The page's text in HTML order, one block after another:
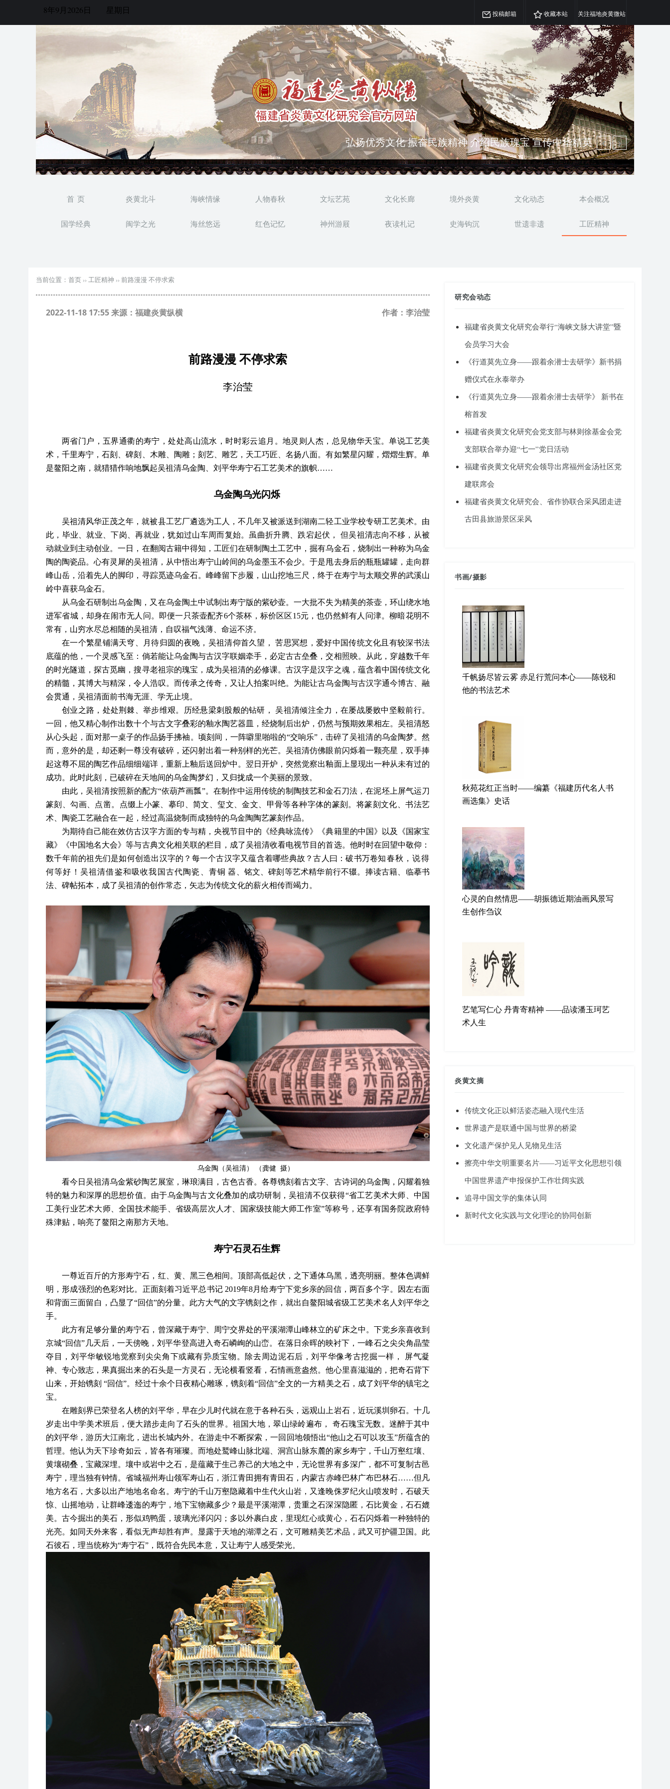
8年9月2026日 星期日 投稿邮箱 收藏本站 关注福地炎黄微站
弘扬优秀文化 振奋民族精神 介绍民族瑰宝 宣传中华精英
突出海西特色 报道台港澳侨 坚持古为今用 力求雅俗共赏
首 页 炎黄北斗 海峡情缘 人物春秋 文坛艺苑 文化长廊 境外炎黄 文化动态 本会概况
国学经典 闽学之光 海丝悠远 红色记忆 神州游屐 夜读札记 史海钩沉 世遗非遗 工匠精神
当前位置： 首页 ›› 工匠精神 ›› 前路漫漫 不停求索
2022-11-18 17:55 来源：福建炎黄纵横 作者：李治莹
前路漫漫 不停求索
李治莹
两省门户，五界通衢的寿宁，处处高山流水，时时彩云追月。地灵则人杰，总见物华天宝。单说工艺美
术，千里寿宁，石刻、碑刻、木雕、陶雕；刻艺、雕艺，天工巧匠、名扬八面。有如繁星闪耀，熠熠生辉。单
是鳌阳之南，就猎猎作响地飘起吴祖清乌金陶、刘平华寿宁石工艺美术的旗帜……
乌金陶乌光闪烁
吴祖清风华正茂之年，就被县工艺厂遴选为工人，不几年又被派送到湖南二轻工业学校专研工艺美术。由
此，毕业、就业、下岗、再就业，犹如过山车周而复始。虽曲折升腾、跌宕起伏，
但吴祖清志向不移，从被
动就业到主动创业。一日，在翻阅古籍中得知，工匠们在研制陶土工艺中，掘有乌金石，烧制出一种称为乌金
陶的陶瓷品。心有灵犀的吴祖清，从中悟出寿宁山岭间的乌金墨玉不会少。于是甩去身后的瓶瓶罐罐，走向群
峰山岳，沿着先人的脚印，寻踪觅迹乌金石。峰峰留下步履，山山挖地三尺，终于在寿宁与太顺交界的武溪山
岭中喜获乌金石。
从乌金石研制出乌金陶，又在乌金陶土中试制出寿宁版的紫砂壶。一大批不失为精美的茶壶，环山绕水地
进军省城，却身在闹市无人问。即便一只茶壶配齐6个茶杯，标价区区15元，也仍然鲜有人问津。柳暗花明不
常有，山穷水尽总相随的吴祖清，自叹福气浅薄、命运不济。
在一个繁星铺满天穹、月待归圆的夜晚，吴祖清仰首久望，
苦思冥想，爱好中国传统文化且有较深书法
底蕴的他，一个灵感飞至：倘若能让乌金陶与古汉字联姻牵手，必定古古垒叠，交相照映。从此，穿越数千年
的时光隧道，探古觅幽，搜寻老祖宗的瑰宝，成为吴祖清的必修课。古汉字是汉字之魂，蕴含着中国传统文化
的精髓，其博大与精深，令人浩叹。而传承之传奇，又让人拍案叫绝。为能让古乌金陶与古汉字通今博古、融
会贯通，吴祖清面前书海无涯、学无止境。
创业之路，处处荆棘、举步维艰。历经悬梁刺股般的钻研，
吴祖清倾注全力，在屡战屡败中坚毅前行。
一回，他又精心制作出数十个与古文字叠彩的釉水陶艺器皿，经烧制后出炉，仍然与预期效果相左。吴祖清怒
从心头起，面对那一桌子的作品扬手拂袖。顷刻间，一阵噼里啪啦的“交响乐”，击碎了吴祖清的乌金陶梦。然
而，意外的是，却还剩一尊没有破碎，还闪射出着一种别样的光芒。吴祖清仿佛眼前闪烁着一颗亮星，双手捧
起这尊不屈的陶艺作品细细端详，重新上釉后送回炉中。翌日开炉，突然觉察出釉面上显现出一种从未有过的
成功。此时此刻，已破碎在天地间的乌金陶梦幻，又归拢成一个美丽的景致。
由此，吴祖清按照新的配方“依葫芦画瓢”。在制作中运用传统的制陶技艺和金石刀法，在泥坯上屏气运刀
篆刻、勾画、点凿。点缀上小篆、摹印、简文、玺文、金文、甲骨等各种字体的篆刻。将篆刻文化、书法艺
术、陶瓷工艺融合在一起，经过高温烧制而成独特的乌金陶陶艺篆刻作品。
为期待自己能在效仿古汉字方面的专与精，央视节目中的《经典咏流传》《典籍里的中国》以及《国家宝
藏》《中国地名大会》等与古典文化相关联的栏目，成了吴祖清收看电视节目的首选。他时时在回望中敬仰：
数千年前的祖先们是如何创造出汉字的？每一个古汉字又蕴含着哪些典故？古人曰：破书万卷知春秋，说得
何等好！吴祖清借鉴和吸收我国古代陶瓷、青铜 器、铭文、碑刻等艺术精华前行不辍。捧读古籍、临摹书
法、碑帖拓本，成了吴祖清的创作常态，矢志为传统文化的薪火相传而竭力。
乌金陶（吴祖清） （龚健 摄）
看今日吴祖清乌金紫砂陶艺展室，琳琅满目，古色古香。各尊镌刻着古文字、古诗词的乌金陶，闪耀着独
特的魅力和深厚的思想价值。由于乌金陶与古文化叠加的成功研制，吴祖清不仅获得“省工艺美术大师、中国
工美行业艺术大师、全国技术能手、省级高层次人才、国家级技能大师工作室”等称号，还享有国务院政府特
殊津贴，响亮了鳌阳之南那方天地。
寿宁石灵石生辉
一尊近百斤的方形寿宁石，红、黄、黑三色相间。顶部高低起伏，之下通体乌黑，透亮明丽。整体色调鲜
明，形成强烈的色彩对比。正面刻着习近平总书记 2019年8月给寿宁下党乡亲的回信，两百多个字。因左右面
和背面三面留白，凸显了“回信”的分量。此方大气的文字镌刻之作，就出自鳌阳城省级工艺美术名人刘平华之
手。
此方有足够分量的寿宁石，曾深藏于寿宁、周宁交界处的平溪湖潭山峰林立的矿床之中。下党乡亲喜收到
京城“回信”几天后，一天傍晚，刘平华登高进入奇石嶙峋的山峦。在落日余晖的映衬下，一峰石之尖尖角晶莹
夺目，刘平华敏锐地觉察到尖尖角下或藏有异质宝物。除去周边泥石后，刘平华像考古挖掘一样，
屏气凝
神、专心致志，果真掘出来的石头是一方灵石，无论横看竖看，石情画意盎然。他心里喜滋滋的，把奇石背下
山来，开始镌刻 “回信”。经过十余个日夜精心雕琢，镌刻着“回信”全文的一方精美之石，成了刘平华的镇宅之
宝。
在雕刻界已荣登名人榜的刘平华，早在少儿时代就在意于各种石头，远观山上岩石，近玩溪圳卵石。十几
岁走出中学美术班后，便大踏步走向了石头的世界。祖国大地，翠山绿岭遍布，
奇石瑰宝无数。迷醉于其中
的刘平华，游历大江南北，进出长城内外。在游走中不断探索，一回回地领悟出“他山之石可以攻玉”所蕴含的
哲理。他认为天下珍奇如云，皆各有璀璨。而地处鹫峰山脉北端、洞宫山脉东麓的家乡寿宁，千山万壑红壤、
黄壤砌叠，宝藏深埋。壤中或岩中之石，是蕴藏于生己养己的大地之中，无论世界有多深广，都不可复制古邑
寿宁，理当独有钟情。省城福州寿山领军寿山石，浙江青田拥有青田石，内蒙古赤峰巴林广布巴林石……但凡
地方名石，大多以出产地地名命名。寿宁的千山万壑隐藏着中生代火山岩，又逢晚侏罗纪火山喷发时，石破天
惊、山摇地动，让群峰逶迤的寿宁，地下宝物藏多少？最是平溪湖潭，贵重之石深深隐匿，石比黄金，石石媲
美。古今掘出的美石，形似鸡鸭蛋，玻璃光泽闪闪；多以外裹白皮，里现红心或黄心，石石闪烁着一种独特的
光亮。如同天外来客，看似无声却胜有声。显露于天地的湖潭之石，文可雕精美艺术品，武又可护疆卫国。此
石彼石，理当统称为“寿宁石”，既符合先民本意，又让寿宁人感受荣光。
研究会动态
福建省炎黄文化研究会举行“海峡文脉大讲堂”暨
会员学习大会
《行道莫先立身——跟着余潜士去研学》新书捐
赠仪式在永泰举办
《行道莫先立身——跟着余潜士去研学》 新书在
榕首发
福建省炎黄文化研究会党支部与林则徐基金会党
支部联合举办迎“七一”党日活动
福建省炎黄文化研究会领导出席福州金汤社区党
建联席会
福建省炎黄文化研究会、省作协联合采风团走进
古田县旅游景区采风
书画/摄影
千帆扬尽皆云雾 赤足行荒问本心——陈锐和
他的书法艺术
秋苑花红正当时——编纂《福建历代名人书
画选集》史话
心灵的自然情思——胡振德近期油画风景写
生创作刍议
艺笔写仁心 丹青寄精神 ——品读潘玉珂艺
术人生
炎黄文摘
传统文化正以鲜活姿态融入现代生活
世界遗产是联通中国与世界的桥梁
文化遗产保护见人见物见生活
擦亮中华文明重要名片——习近平文化思想引领
中国世界遗产申报保护工作壮阔实践
追寻中国文学的集体认同
新时代文化实践与文化理论的协同创新